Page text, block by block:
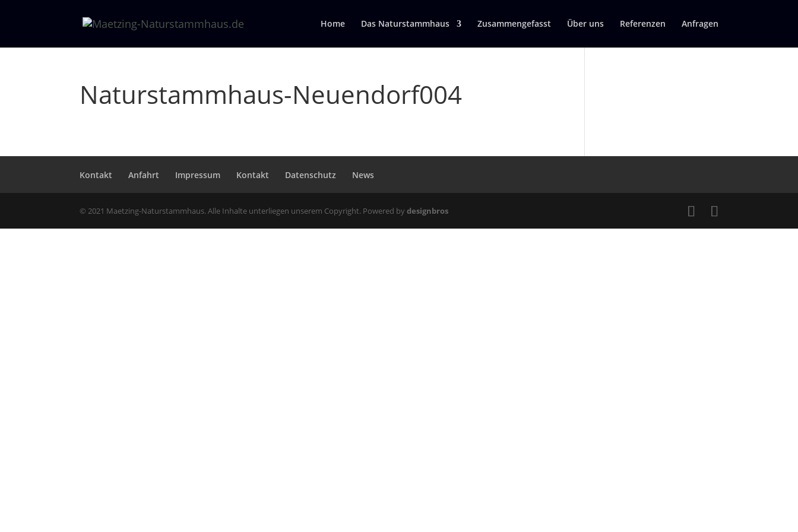
Home Das Naturstammhaus Zusammengefasst Über uns Referenzen Anfragen
Naturstammhaus-Neuendorf004
Kontakt Anfahrt Impressum Kontakt Datenschutz News
© 2021 Maetzing-Naturstammhaus. Alle Inhalte unterliegen unserem Copyright. Powered bydesignbros